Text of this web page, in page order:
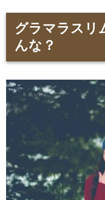
グラマラスリ
んな？